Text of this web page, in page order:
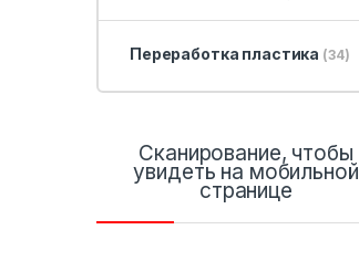
Переработка пластика (34)
Сканирование, чтобы
увидеть на мобильной
странице